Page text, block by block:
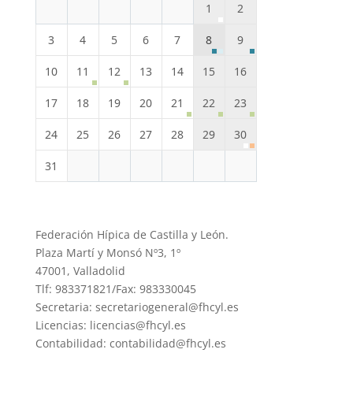
1 2
3 4 5 6 7 8 9
10 11 12 13 14 15 16
17 18 19 20 21 22 23
24 25 26 27 28 29 30
31
Federación Hípica de Castilla y León.
Plaza Martí y Monsó Nº3, 1º
47001, Valladolid
Tlf: 983371821/Fax: 983330045
Secretaria: secretariogeneral@fhcyl.es
Licencias: licencias@fhcyl.es
Contabilidad: contabilidad@fhcyl.es